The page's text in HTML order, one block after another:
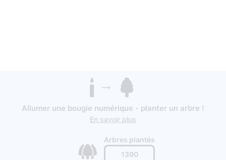
Allumer une bougie numérique - planter un arbre !
En savoir plus
Arbres plantés
1390